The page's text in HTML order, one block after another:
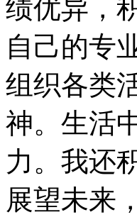
绩优异，
自己的专
组织各类
神。生活
力。我还
展望未来